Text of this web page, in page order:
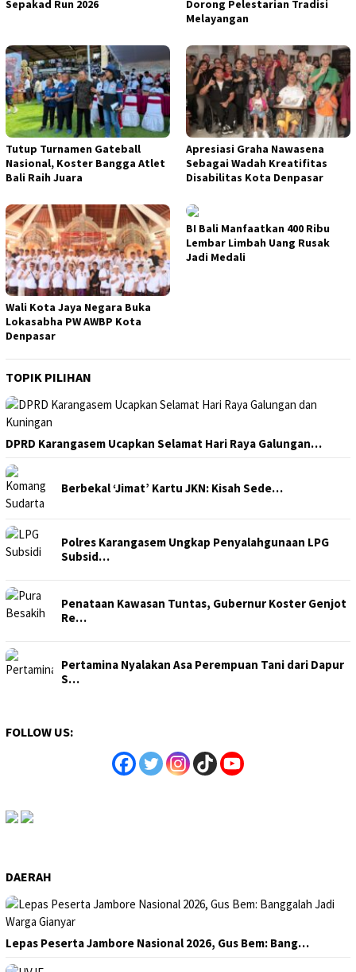
Sepakad Run 2026
Dorong Pelestarian Tradisi
Melayangan
Tutup Turnamen Gateball
Nasional, Koster Bangga Atlet
Bali Raih Juara
Apresiasi Graha Nawasena
Sebagai Wadah Kreatifitas
Disabilitas Kota Denpasar
Wali Kota Jaya Negara Buka
Lokasabha PW AWBP Kota
Denpasar
BI Bali Manfaatkan 400 Ribu
Lembar Limbah Uang Rusak
Jadi Medali
TOPIK PILIHAN
DPRD Karangasem Ucapkan Selamat Hari Raya Galungan…
Berbekal ‘Jimat’ Kartu JKN: Kisah Sede…
Polres Karangasem Ungkap Penyalahgunaan LPG
Subsid…
Penataan Kawasan Tuntas, Gubernur Koster Genjot
Re…
Pertamina Nyalakan Asa Perempuan Tani dari Dapur
S…
FOLLOW US:
DAERAH
Lepas Peserta Jambore Nasional 2026, Gus Bem: Bang…